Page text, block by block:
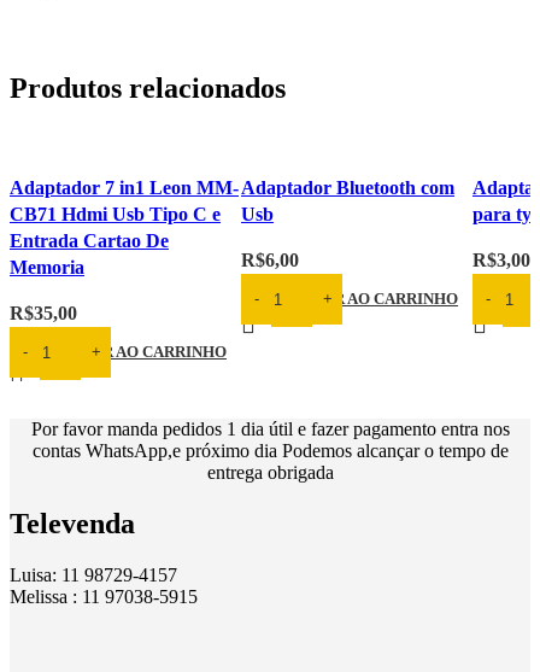
Produtos relacionados
Adaptador 7 in1 Leon MM-
CB71 Hdmi Usb Tipo C e
Entrada Cartao De
Memoria
R$35,00
Adaptador 7 in1 Leon MM-CB71 Hdmi Usb Tipo C e Entrada Cartao De
ADICIONAR AO CARRINHO
Adaptador Bluetooth com
Usb
R$6,00
ADICIONAR AO CARRINHO
para
R$3,00
Por favor manda pedidos 1 dia útil e fazer pagamento entra nos
contas WhatsApp,e próximo dia Podemos alcançar o tempo de
entrega obrigada
Televenda
Luisa: 11 98729-4157
Melissa : 11 97038-5915